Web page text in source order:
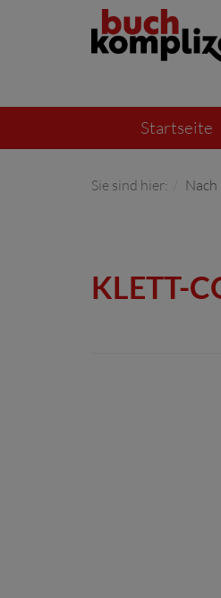
Startseite
Sie sind hier:
KLETT-